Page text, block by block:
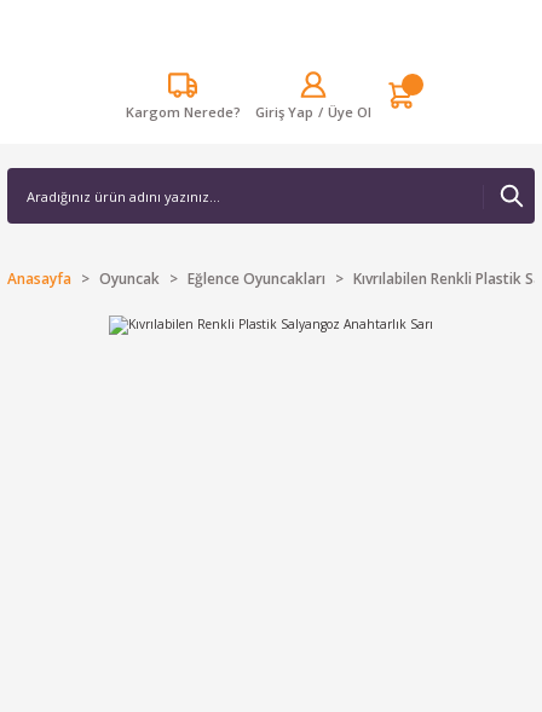
Kargom Nerede? Giriş Yap / Üye Ol
Anasayfa Oyuncak Eğlence Oyuncakları Kıvrılabilen Renkli Plastik